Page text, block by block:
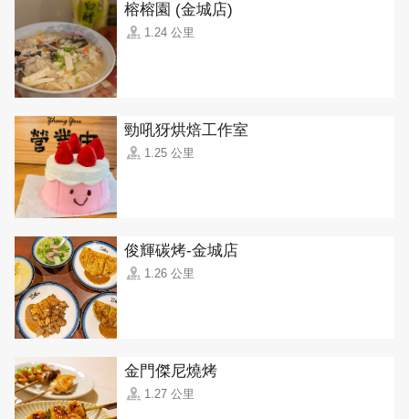
榕榕園 (金城店)
1.24 公里
勁吼犽烘焙工作室
1.25 公里
俊輝碳烤-金城店
1.26 公里
金門傑尼燒烤
1.27 公里